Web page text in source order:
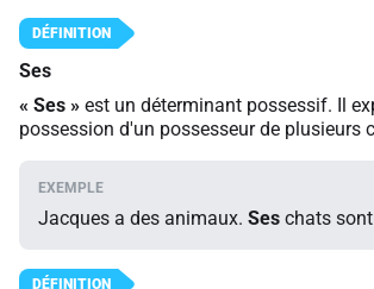
Ses
« Ses » est un déterminant possessif. Il
possession d'un possesseur de plusieurs
Jacques a des animaux. Ses chats